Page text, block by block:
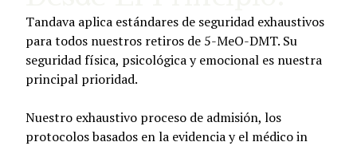
Tandava aplica estándares de seguridad exhaustivos
para todos nuestros retiros de 5-MeO-DMT. Su
seguridad física, psicológica y emocional es nuestra
principal prioridad.
Nuestro exhaustivo proceso de admisión, los
protocolos basados en la evidencia y el médico in